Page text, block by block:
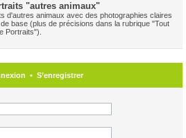
"autres animaux"
d'autres animaux avec des photographies claires
base (plus de précisions dans la rubrique "Tout
Portraits").
• S’enregistrer